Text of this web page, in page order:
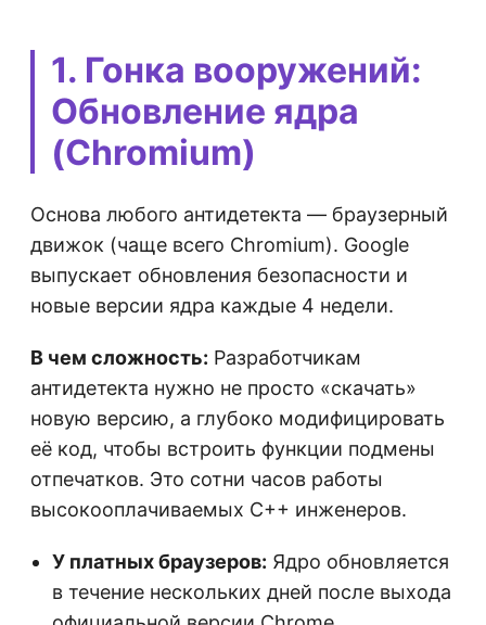
1. Гонка вооружений:
Обновление ядра
(Chromium)
Основа любого антидетекта — браузерный
движок (чаще всего Chromium). Google
выпускает обновления безопасности и
новые версии ядра каждые 4 недели.
В чем сложность: Разработчикам
антидетекта нужно не просто «скачать»
новую версию, а глубоко модифицировать
её код, чтобы встроить функции подмены
отпечатков. Это сотни часов работы
высокооплачиваемых C++ инженеров.
У платных браузеров: Ядро обновляется
в течение нескольких дней после выхода